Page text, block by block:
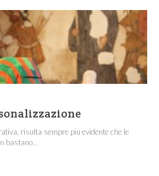
risulta sempre più evidente che le
bastano...